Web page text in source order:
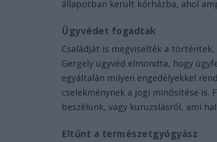
állapotban került kórházba, ahol
Ügyvédet fogadtak
Családját is megviselték a
Gergely ügyvéd elmondta, hogy
egyáltalán milyen engedélyekkel
cselekménynek a jogi minősítése
beszélünk, vagy kuruzslásról, ami
Eltűnt a természetgyógyász